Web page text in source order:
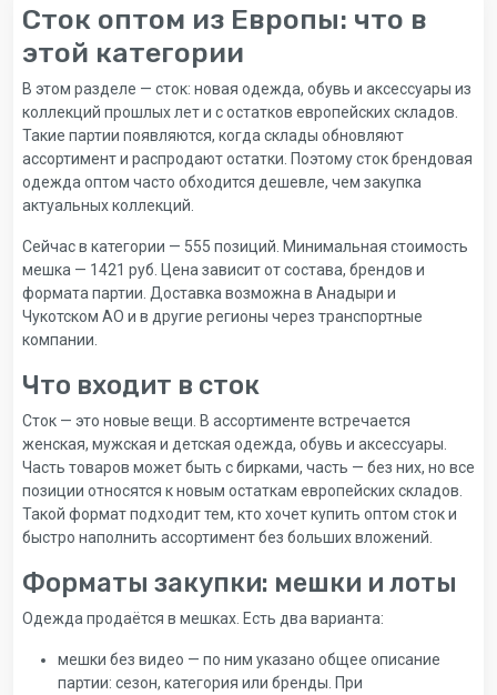
Сток оптом из Европы: что в
этой категории
В этом разделе — сток: новая одежда, обувь и аксессуары из
коллекций прошлых лет и с остатков европейских складов.
Такие партии появляются, когда склады обновляют
ассортимент и распродают остатки. Поэтому сток брендовая
одежда оптом часто обходится дешевле, чем закупка
актуальных коллекций.
Сейчас в категории — 555 позиций. Минимальная стоимость
мешка — 1421 руб. Цена зависит от состава, брендов и
формата партии. Доставка возможна в Анадыри и
Чукотском АО и в другие регионы через транспортные
компании.
Что входит в сток
Сток — это новые вещи. В ассортименте встречается
женская, мужская и детская одежда, обувь и аксессуары.
Часть товаров может быть с бирками, часть — без них, но все
позиции относятся к новым остаткам европейских складов.
Такой формат подходит тем, кто хочет купить оптом сток и
быстро наполнить ассортимент без больших вложений.
Форматы закупки: мешки и лоты
Одежда продаётся в мешках. Есть два варианта:
мешки без видео — по ним указано общее описание
партии: сезон, категория или бренды. При